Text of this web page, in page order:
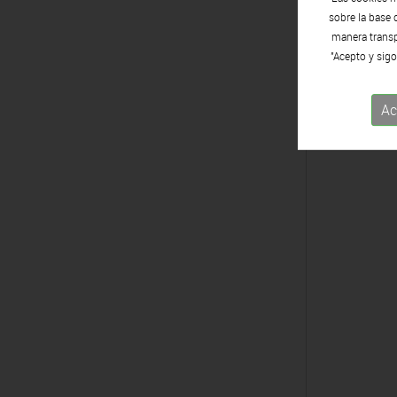
2015
Més de
Bigas Luna
sobre la base
manera
"Acepto y